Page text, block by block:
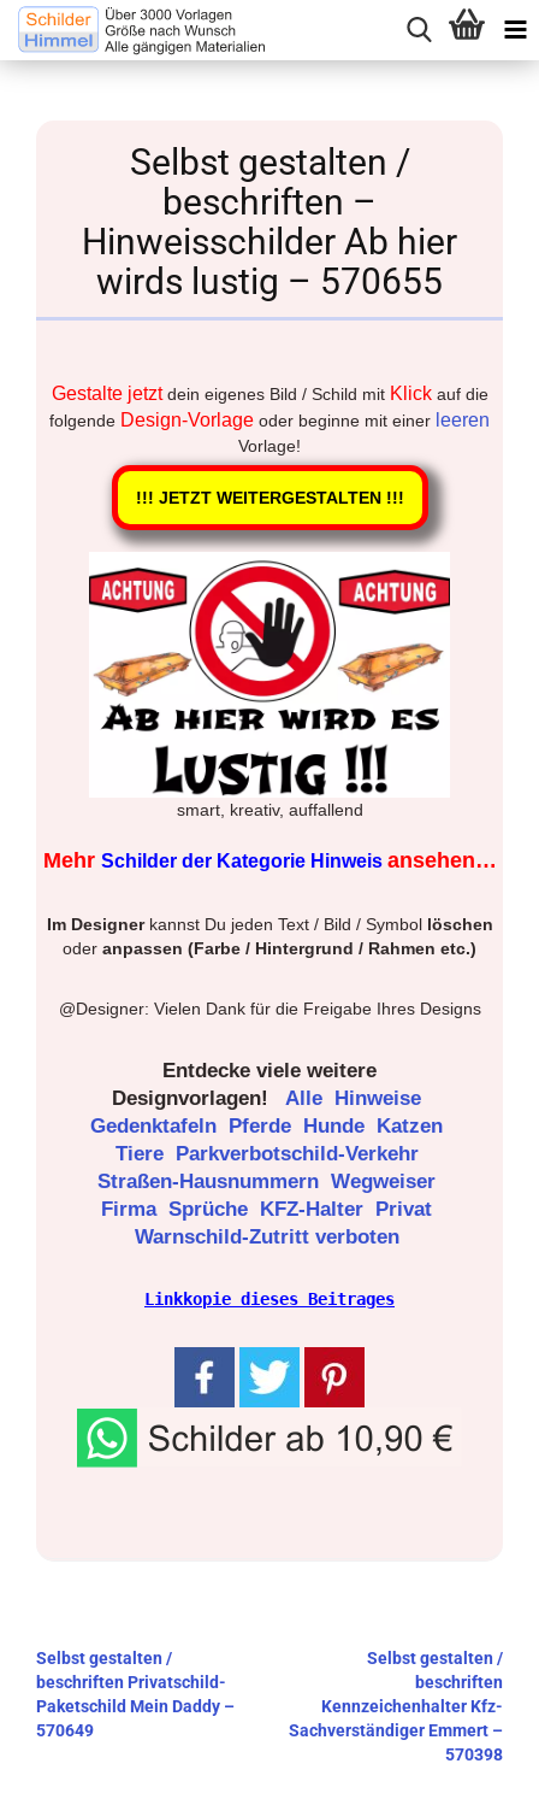
Selbst gestalten /
beschriften –
Hinweisschilder Ab hier
wirds lustig – 570655
Gestalte jetztdein eigenes Bild / Schild mit Klickauf die
folgende Design-Vorlage oder beginne mit einer leeren
Vorlage!
!!! JETZT WEITERGESTALTEN !!!
smart, kreativ, auffallend
Mehr Schilder der Kategorie Hinweis ansehen…
Im Designerkannst Du jeden Text / Bild / Symbol löschen
oder anpassen (Farbe / Hintergrund / Rahmen etc.)
@Designer: Vielen Dank für die Freigabe Ihres Designs
Entdecke viele weitere
Designvorlagen!
Alle Hinweise
Gedenktafeln Pferde Hunde Katzen
Tiere Parkverbotschild-Verkehr
Straßen-Hausnummern Wegweiser
Firma Sprüche KFZ-Halter Privat
Warnschild-Zutritt verboten
Linkkopie dieses Beitrages
Beitragsnavigation
Selbst gestalten /
beschriften Privatschild-
Paketschild Mein Daddy –
570649
Selbst gestalten /
beschriften
Kennzeichenhalter Kfz-
Sachverständiger Emmert –
570398